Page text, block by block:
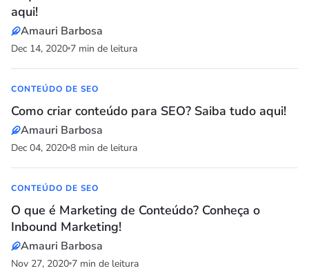
aqui!
Amauri Barbosa
Dec 14, 2020 7 min de leitura
CONTEÚDO DE SEO
Como criar conteúdo para SEO? Saiba tudo aqui!
Amauri Barbosa
Dec 04, 2020 8 min de leitura
CONTEÚDO DE SEO
O que é Marketing de Conteúdo? Conheça o
Inbound Marketing!
Amauri Barbosa
Nov 27, 2020 7 min de leitura